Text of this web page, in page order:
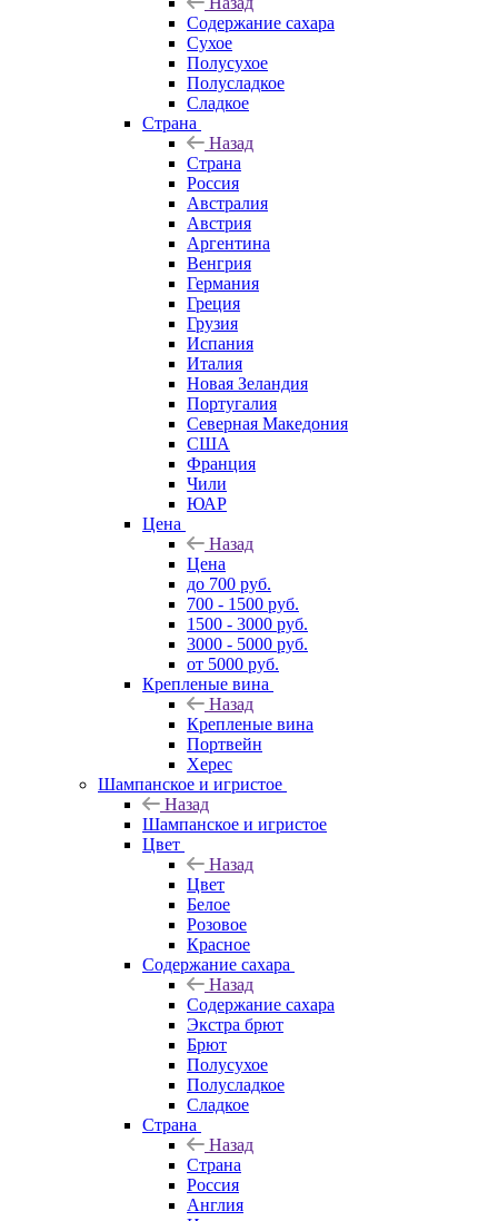
Содержание сахара
Сухое
Полусухое
Полусладкое
Сладкое
Страна
Назад
Страна
Россия
Австралия
Австрия
Аргентина
Венгрия
Германия
Греция
Грузия
Испания
Италия
Новая Зеландия
Португалия
Северная Македония
США
Франция
Чили
ЮАР
Цена
Назад
Цена
до 700 руб.
700 - 1500 руб.
1500 - 3000 руб.
3000 - 5000 руб.
от 5000 руб.
Крепленые вина
Назад
Крепленые вина
Портвейн
Херес
Шампанское и игристое
Назад
Шампанское и игристое
Цвет
Назад
Цвет
Белое
Розовое
Красное
Содержание сахара
Назад
Содержание сахара
Экстра брют
Брют
Полусухое
Полусладкое
Сладкое
Страна
Назад
Страна
Россия
Англия